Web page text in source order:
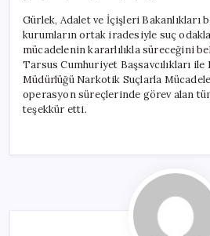
Gürlek, Adalet ve İçişleri Bakanlıkları
kurumların ortak iradesiyle suç
mücadelenin kararlılıkla süreceğini
Tarsus Cumhuriyet Başsavcılıkları
Müdürlüğü Narkotik Suçlarla Mücadele
operasyon süreçlerinde görev alan
teşekkür etti.